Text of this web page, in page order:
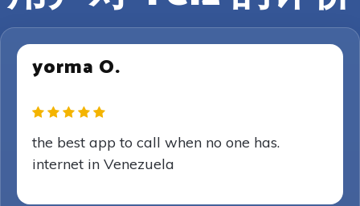
yorma O.
the best app to call when no one has.
internet in Venezuela